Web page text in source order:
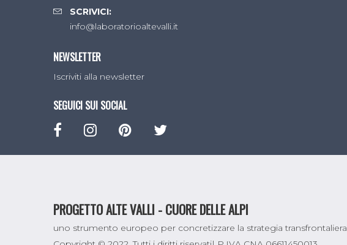
SCRIVICI:
info@laboratorioaltevalli.it
NEWSLETTER
Iscriviti alla newsletter
SEGUICI SUI SOCIAL
PROGETTO ALTE VALLI - CUORE DELLE ALPI
uno strumento europeo per concretizzare la strategia transfrontaliera